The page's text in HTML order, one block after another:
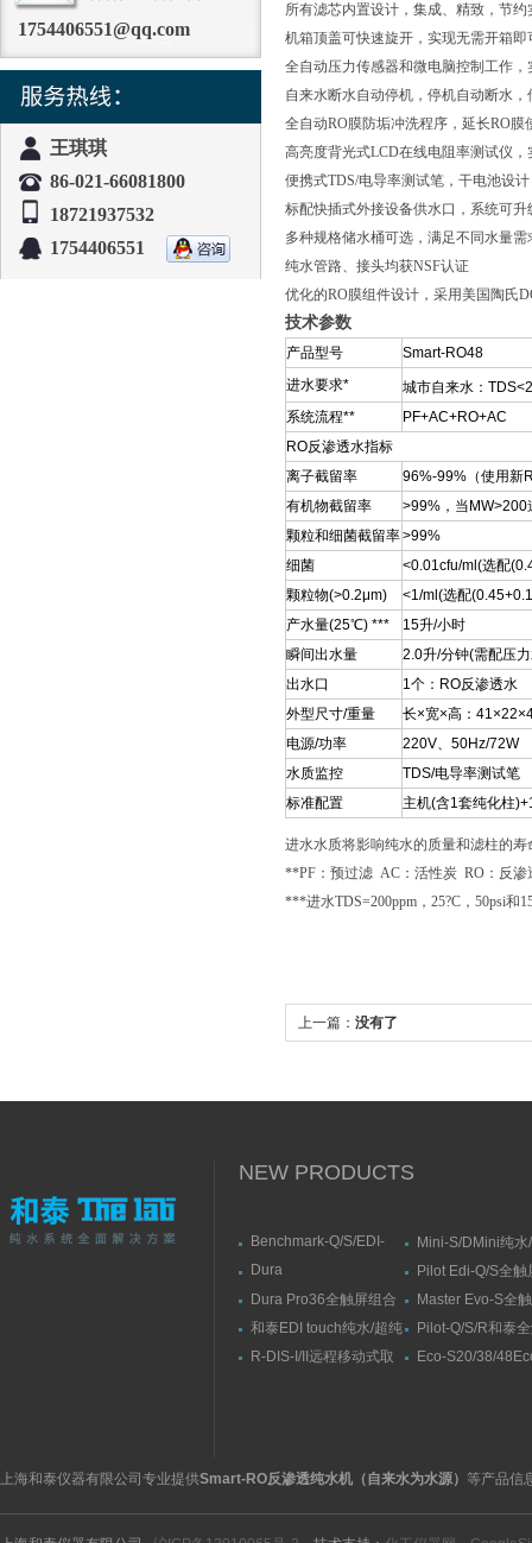
1754406551@qq.com
王琪琪
86-021-66081800
18721937532
1754406551
所有滤芯内置设计，集成、精致，节约
机箱顶盖可快速旋开，实现无需开箱
全自动压力传感器和微电脑控制工作
自来水断水自动停机，停机自动断水
全自动RO膜防垢冲洗程序，延长RO膜
高亮度背光式LCD在线电阻率测试仪，
便携式TDS/电导率测试笔，干电池设
标配快插式外接设备供水口，系统可升
多种规格储水桶可选，满足不同水量需
纯水管路、接头均获NSF认证
优化的RO膜组件设计，采用美国陶氏
技术参数
产品型号
Smart-RO48
进水要求*
城市自来水：
系统流程**
PF+AC+RO+AC
RO反渗透水指标
离子截留率
96%-99%（使用新
有机物截留率
>99%，当MW>200
颗粒和细菌截留率>99%
细菌
<0.01cfu/ml(选配
颗粒物(>0.2μm)
<1/ml(选配
产水量(25℃) ***
15升/小时
瞬间出水量
2.0升/分钟(需配压
出水口
1个：RO反渗透水
外型尺寸/重量
长×宽×高：
电源/功率
220V、50Hz/72W
水质监控
TDS/电导率测试笔
标准配置
主机(含1套纯化柱
进水水质将影响纯水的质量和滤柱的寿
**PF：预过滤 AC：活性炭 RO：反
***进水TDS=200ppm，25?C，50psi和
上一篇： 没有了
NEW PRODUCTS
Benchmark-Q/S/EDI-
直供水纯水/超纯水机
Mini-S/DMini纯水
水机
Dura
触屏智能型超纯水系统
Pilot Edi-Q/S全触
式纯水/超纯水系
Dura Pro36全触屏组合
式超纯水系统
Master Evo-S全
流量纯水/超纯水
和泰EDI touch纯水/超纯
水机
Pilot-Q/S/R和泰
纯水/超纯水机
R-DIS-I/II远程移动式取
Eco-S20/38/
上海和泰仪器有限公司专业提供Smart-RO反渗透纯水机（自来水为水源） 等产品信